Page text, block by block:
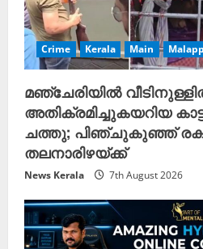
Crime Kerala Main
മഞ്ചേരിയിൽ
അതിക്രമിച്ചുകയറിയ
ചത്തു; പിഞ്ചുകുഞ്ഞ്
തലനാരിഴയ്ക്ക്
News Kerala 7th August 2026